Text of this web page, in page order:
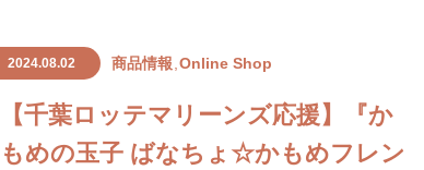
2024.08.02 商品情報 Online Shop
【千葉ロッテマリーンズ応援】『か
もめの玉子 ばなちょ☆かもめフレン